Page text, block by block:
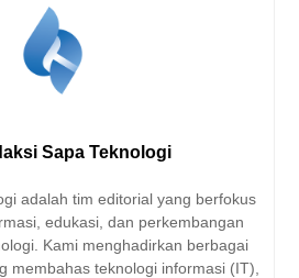
Sapa Teknologi
adalah tim editorial yang berfokus
edukasi, dan perkembangan
Kami menghadirkan berbagai
membahas teknologi informasi (IT),